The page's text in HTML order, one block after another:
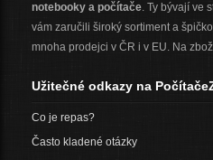
notebooky a počítače. Ty bývají ve
vám zaručili široký sortiment a
mnoha prodejci v ČR i v EU. Na
Užitečné odkazy na
Co je repas?
Často kladené otázky